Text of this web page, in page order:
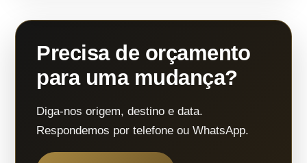
Precisa de orçamento
para uma mudança?
Diga-nos origem, destino e data.
Respondemos por telefone ou WhatsApp.